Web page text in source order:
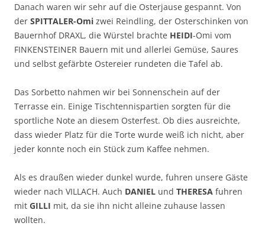
Danach waren wir sehr auf die Osterjause gespannt. Von
der SPITTALER-Omi zwei Reindling, der Osterschinken von
Bauernhof DRAXL, die Würstel brachte HEIDI-Omi vom
FINKENSTEINER Bauern mit und allerlei Gemüse, Saures
und selbst gefärbte Ostereier rundeten die Tafel ab.
Das Sorbetto nahmen wir bei Sonnenschein auf der
Terrasse ein. Einige Tischtennispartien sorgten für die
sportliche Note an diesem Osterfest. Ob dies ausreichte,
dass wieder Platz für die Torte wurde weiß ich nicht, aber
jeder konnte noch ein Stück zum Kaffee nehmen.
Als es draußen wieder dunkel wurde, fuhren unsere Gäste
wieder nach VILLACH. Auch DANIEL und THERESA fuhren
mit GILLI mit, da sie ihn nicht alleine zuhause lassen
wollten.